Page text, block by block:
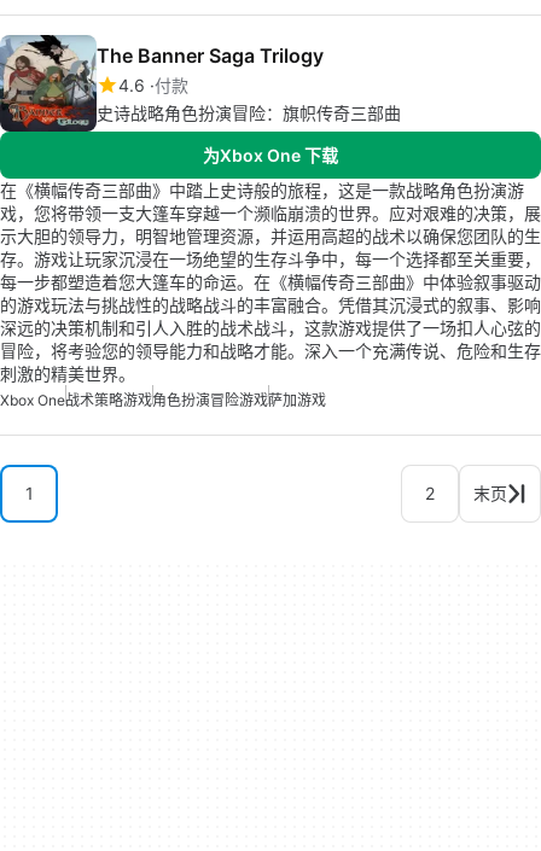
The Banner Saga Trilogy
4.6 付款
史诗战略角色扮演冒险：旗帜传奇三部曲
为Xbox One 下载
在《横幅传奇三部曲》中踏上史诗般的旅程，这是一款战略角色扮演游
戏，您将带领一支大篷车穿越一个濒临崩溃的世界。应对艰难的决策，展
示大胆的领导力，明智地管理资源，并运用高超的战术以确保您团队的生
存。游戏让玩家沉浸在一场绝望的生存斗争中，每一个选择都至关重要，
每一步都塑造着您大篷车的命运。在《横幅传奇三部曲》中体验叙事驱动
的游戏玩法与挑战性的战略战斗的丰富融合。凭借其沉浸式的叙事、影响
深远的决策机制和引人入胜的战术战斗，这款游戏提供了一场扣人心弦的
冒险，将考验您的领导能力和战略才能。深入一个充满传说、危险和生存
刺激的精美世界。
Xbox One战术策略游戏角色扮演冒险游戏萨加游戏
1 2 末页